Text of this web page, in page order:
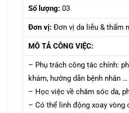
Số lượng: 03
Đơn vị: Đơn vị da liễu & thẩm
MÔ TẢ CÔNG VIỆC:
– Phụ trách công tác chính:
khám, hướng dẫn bệnh nhân …
– Học việc về chăm sóc da,
– Có thể linh động xoay vòng